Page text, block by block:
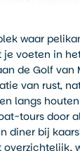
waar
voeten in
de Golf van
van rust,
langs
tours door
diner bij